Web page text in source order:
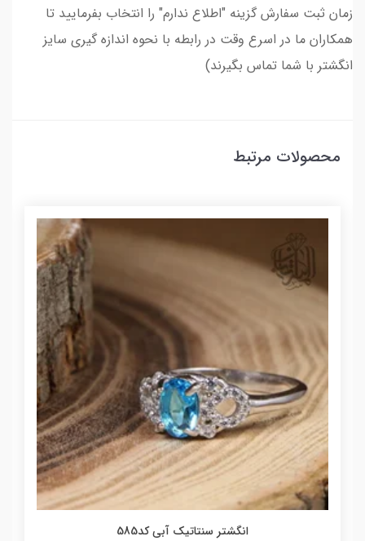
زمان ثبت سفارش گزینه "اطلاع ندارم" را انتخاب بفرمایید تا
همکاران ما در اسرع وقت در رابطه با نحوه اندازه گیری سایز
انگشتر با شما تماس بگیرند)
محصولات مرتبط
انگشتر سنتاتیک آبی کد585